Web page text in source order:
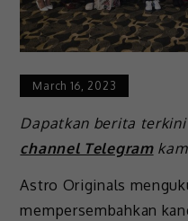
March 16, 2023
Dapatkan berita terkini
channel Telegram
Astro Originals
mempersembahkan